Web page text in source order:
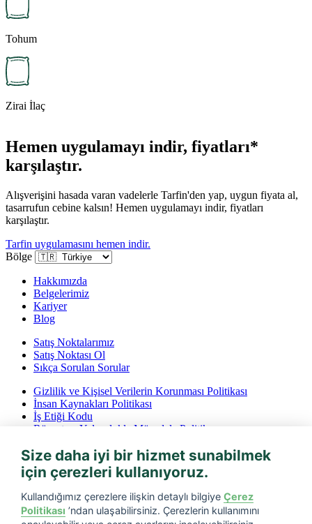
Tohum
Zirai İlaç
Hemen uygulamayı indir, fiyatları*
karşılaştır.
Alışverişini hasada varan vadelerle Tarfin'den yap, uygun fiyata al,
tasarrufun cebine kalsın! Hemen uygulamayı indir, fiyatları
karşılaştır.
Tarfin uygulamasını hemen indir.
Bölge
Hakkımızda
Belgelerimiz
Kariyer
Blog
Satış Noktalarımız
Satış Noktası Ol
Sıkça Sorulan Sorular
Gizlilik ve Kişisel Verilerin Korunması Politikası
İnsan Kaynakları Politikası
İş Etiği Kodu
Rüşvet ve Yolsuzlukla Mücadele Politikası
Bilgi Toplumu Hizmetleri
Tarfin mobil’i indirin
Size daha iyi bir hizmet sunabilmek
için çerezleri kullanıyoruz.
Kullandığımız çerezlere ilişkin detaylı bilgiye Çerez
Politikası ’ndan ulaşabilirsiniz. Çerezlerin kullanımını